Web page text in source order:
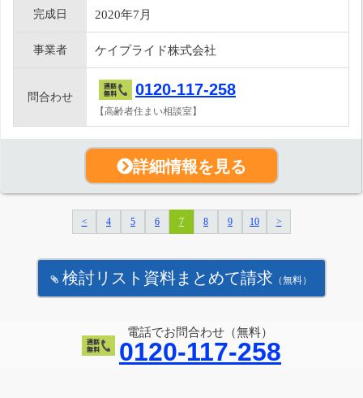
完成日 2020年7月
事業者 ケイプライド株式会社
問合わせ 0120-117-258
【高齢者住まい相談室】
詳細情報を見る
< 4 5 6 7 8 9 10 >
検討リスト資料まとめて請求 （無料）
電話でお問合わせ（無料）
0120-117-258